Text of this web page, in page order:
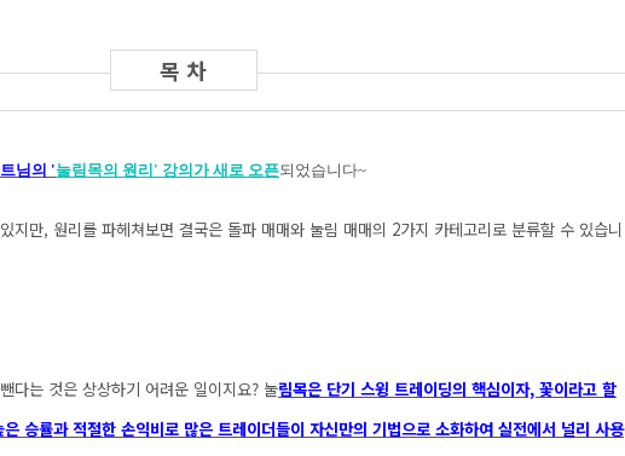
님의 '눌림목의 원리' 강의가 새로 오픈되었습니다~
지만, 원리를 파헤쳐보면 결국은 돌파 매매와 눌림 매매의 2가지 카테고리로 분류할 수 있습니
다는 것은 상상하기 어려운 일이지요? 눌림목은 단기 스윙 트레이딩의 핵심이자, 꽃이라고 할
승률과 적절한 손익비로 많은 트레이더들이 자신만의 기법으로 소화하여 실전에서 널리 사용